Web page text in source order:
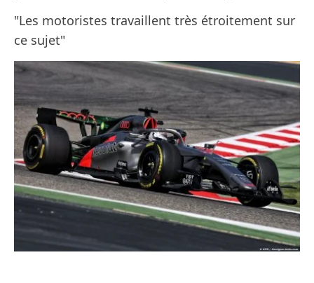
"Les motoristes travaillent très étroitement sur
ce sujet"